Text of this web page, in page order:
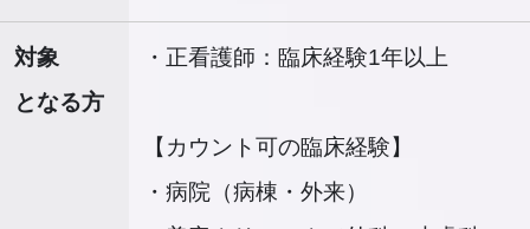
対象
となる方
・正看護師：臨床経験1年以上
【カウント可の臨床経験】
・病院（病棟・外来）